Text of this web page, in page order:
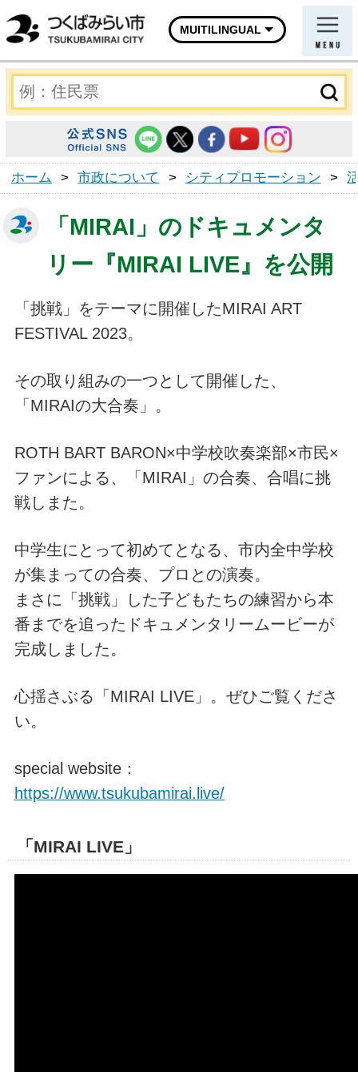
MUITILINGUAL
ホーム > 市政について > シティプロモーション >
「MIRAI」のドキュメンタ
リー『MIRAI LIVE』を公開
「挑戦」をテーマに開催したMIRAI ART
FESTIVAL 2023。
その取り組みの一つとして開催した、
「MIRAIの大合奏」。
ROTH BART BARON×中学校吹奏楽部×市民×
ファンによる、「MIRAI」の合奏、合唱に挑
戦しまた。
中学生にとって初めてとなる、市内全中学校
が集まっての合奏、プロとの演奏。
まさに「挑戦」した子どもたちの練習から本
番までを追ったドキュメンタリームービーが
完成しました。
心揺さぶる「MIRAI LIVE」。ぜひご覧くださ
い。
special website：
https://www.tsukubamirai.live/
「MIRAI LIVE」